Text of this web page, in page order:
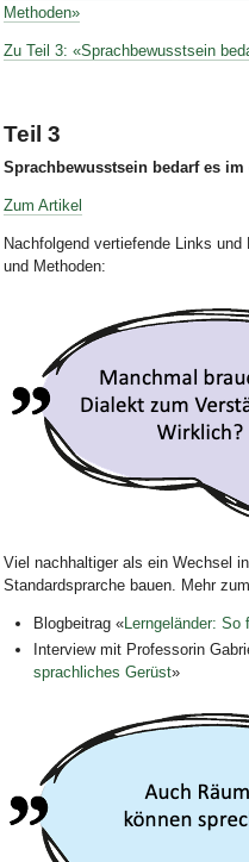
Methoden»
Zu Teil 3: «Sprachbewusstsein
Teil 3
Sprachbewusstsein bedarf es
Zum Artikel
Nachfolgend vertiefende Links
und Methoden:
Viel nachhaltiger als ein Wechsel
Standardsprarche bauen. Mehr
Blogbeitrag «Lerngeländer:
Interview mit Professorin
sprachliches Gerüst»